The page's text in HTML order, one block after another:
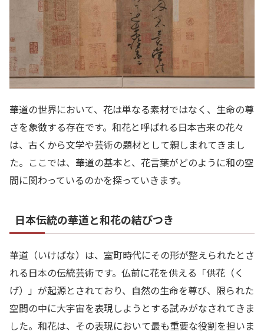
華道の世界において、花は単なる素材ではなく、生命の尊
さを象徴する存在です。和花と呼ばれる日本古来の花々
は、古くから文学や芸術の題材として親しまれてきまし
た。ここでは、華道の基本と、花言葉がどのように和の空
間に関わっているのかを探っていきます。
日本伝統の華道と和花の結びつき
華道（いけばな）は、室町時代にその形が整えられたとさ
れる日本の伝統芸術です。仏前に花を供える「供花（く
げ）」が起源とされており、自然の生命を尊び、限られた
空間の中に大宇宙を表現しようとする試みがなされてきま
した。和花は、その表現において最も重要な役割を担いま